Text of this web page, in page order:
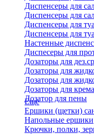
Диспенсеры для
Диспенсеры для
Диспенсеры для
Диспенсеры для
Настенные
Диспесеры для
Дозаторы для
Дозаторы для
Дозаторы для
Дозаторы для крема
Дозатор для пены
Еще
Ершики (щетки)
Напольные ершики
Крючки, полки,